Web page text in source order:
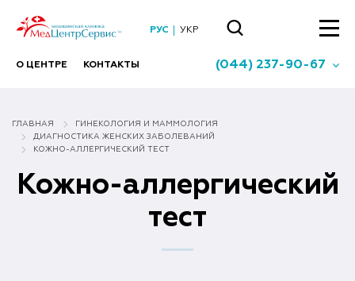
РУС УКР
О ЦЕНТРЕ КОНТАКТЫ (044) 237-90-67
ГЛАВНАЯ
ГИНЕКОЛОГИЯ И МАММОЛОГИЯ
ДИАГНОСТИКА ЖЕНСКИХ ЗАБОЛЕВАНИЙ
КОЖНО-АЛЛЕРГИЧЕСКИЙ ТЕСТ
Кожно-аллергический
тест